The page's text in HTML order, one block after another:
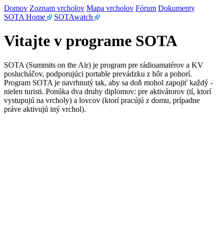
Domov Zoznam vrcholov Mapa vrcholov Fórum Dokumenty
SOTA Home
SOTAwatch
Vitajte v programe SOTA
SOTA (Summits on the Air) je program pre rádioamatérov a KV
poslucháčov, podporujúci portable prevádzku z hôr a pohorí.
Program SOTA je navrhnutý tak, aby sa doň mohol zapojiť každý -
nielen turisti. Ponúka dva druhy diplomov: pre aktivátorov (tí, ktorí
vystupujú na vrcholy) a lovcov (ktorí pracújú z domu, prípadne
práve aktivujú iný vrchol).